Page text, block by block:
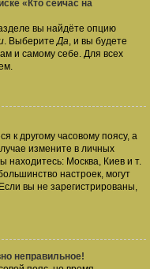
«Кто сейчас на
вы найдёте опцию
. ВыберитеДа, и вы будете
и самому себе. Для всех
к другому часовому поясу, а
измените в личных
находитесь: Москва, Киев и т.
настроек, могут
вы не зарегистрированы,
неправильное!